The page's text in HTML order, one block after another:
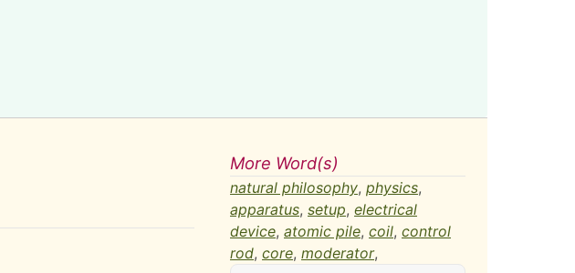
More Word(s)
natural philosophy, physics,
apparatus, setup, electrical
device, atomic pile, coil, control
rod, core, moderator,